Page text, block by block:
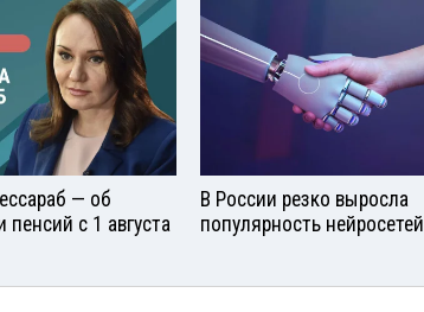
— об
пенсий с 1 августа
В России резко выросла
популярность нейросетей